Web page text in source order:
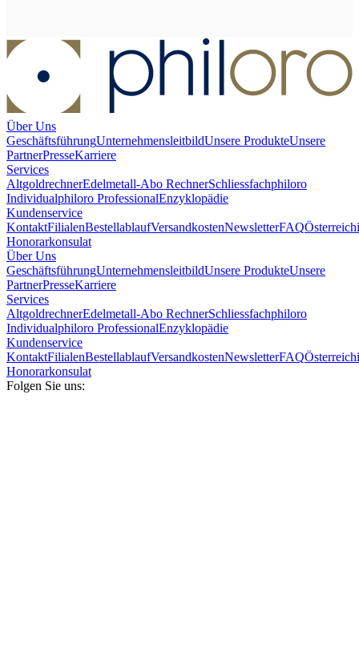
Über Uns
GeschäftsführungUnternehmensleitbildUnsere ProdukteUnsere
PartnerPresseKarriere
Services
AltgoldrechnerEdelmetall-Abo RechnerSchliessfachphiloro
Individualphiloro ProfessionalEnzyklopädie
Kundenservice
KontaktFilialenBestellablaufVersandkostenNewsletterFAQ
Honorarkonsulat
Über Uns
GeschäftsführungUnternehmensleitbildUnsere ProdukteUnsere
PartnerPresseKarriere
Services
AltgoldrechnerEdelmetall-Abo RechnerSchliessfachphiloro
Individualphiloro ProfessionalEnzyklopädie
Kundenservice
KontaktFilialenBestellablaufVersandkostenNewsletterFAQ
Honorarkonsulat
Folgen Sie uns: